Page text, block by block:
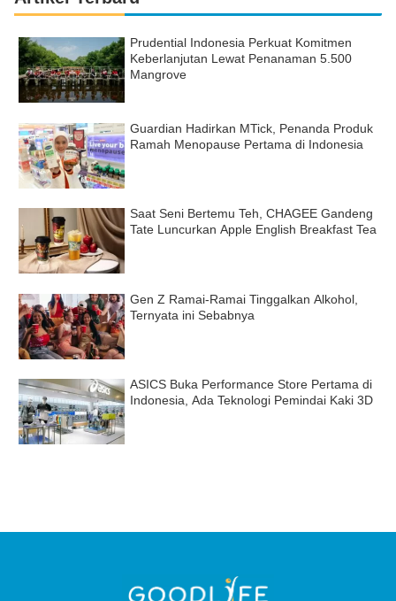
Prudential Indonesia Perkuat Komitmen
Keberlanjutan Lewat Penanaman 5.500
Mangrove
Guardian Hadirkan MTick, Penanda Produk
Ramah Menopause Pertama di Indonesia
Saat Seni Bertemu Teh, CHAGEE Gandeng
Tate Luncurkan Apple English Breakfast Tea
Gen Z Ramai-Ramai Tinggalkan Alkohol,
Ternyata ini Sebabnya
ASICS Buka Performance Store Pertama di
Indonesia, Ada Teknologi Pemindai Kaki 3D